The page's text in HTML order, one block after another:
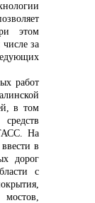
этом
числе за
работ
в том
На
в
дорог
с